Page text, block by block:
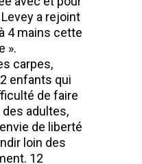
Levey a rejoint
4 mains cette
».
carpes,
enfants qui
de faire
adultes,
de liberté
loin des
12